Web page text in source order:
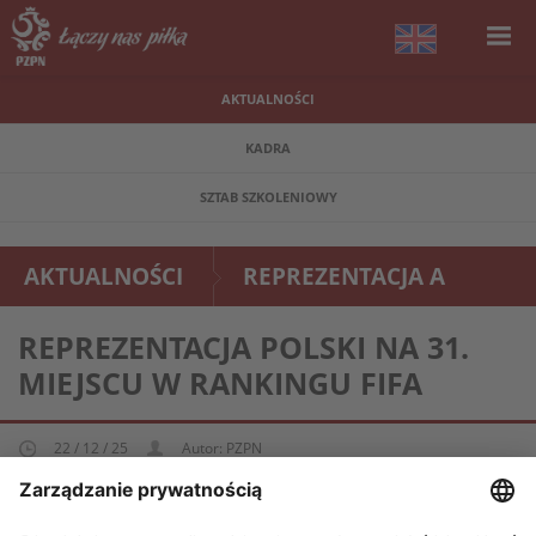
AKTUALNOŚCI
KADRA
SZTAB SZKOLENIOWY
AKTUALNOŚCI REPREZENTACJA A
REPREZENTACJA POLSKI NA 31.
MIEJSCU W RANKINGU FIFA
22 / 12 / 25 Autor: PZPN